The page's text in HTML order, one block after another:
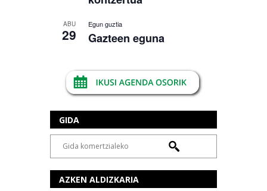
ABU
29
Egun guztia
Gazteen eguna
GIDA
AZKEN ALDIZKARIA